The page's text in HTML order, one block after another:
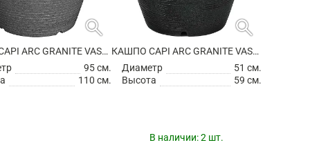
search
КАШПО CAPI ARC GRANITE VASE ELEGANT ANTHRACITE
95 см.
110 см.
search
КАШПО CAPI ARC GRANITE VASE ELEGANT BLACK
Диаметр
51 см.
Высота
59 см.
В наличии:2 шт.